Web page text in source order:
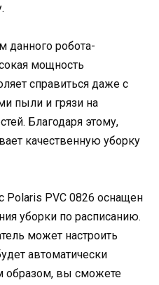
робота-
мощность
справиться даже с
пыли и грязи на
Благодаря этому,
качественную уборку
Polaris PVC 0826 оснащен
уборки по расписанию.
может настроить
автоматически
образом, вы сможете